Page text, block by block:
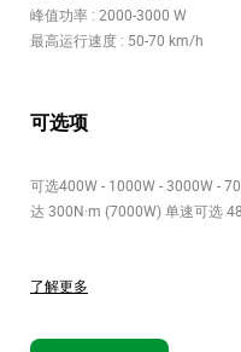
峰值功率 : 2000-3000 W
最高运行速度 : 50-70 km/h
可选项
可选400W - 1000W - 3000W -
达 300N·m (7000W) 单速可选
了解更多